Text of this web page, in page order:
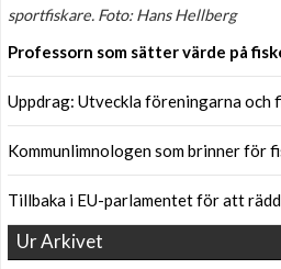
sportfiskare. Foto: Hans Hellberg
Professorn som sätter värde på
Uppdrag: Utveckla föreningarna och
Kommunlimnologen som brinner för
Tillbaka i EU-parlamentet för att
Ur Arkivet